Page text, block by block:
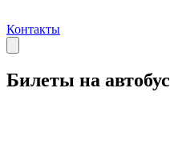
Контакты
Билеты на автобус